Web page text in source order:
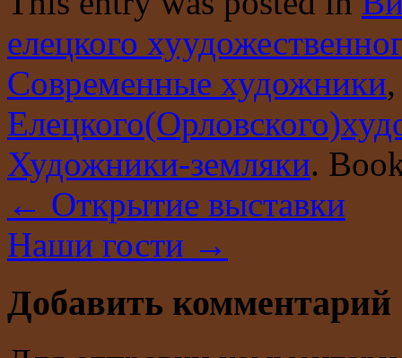
елецкого
Современные художники
Художники-земляки.
← Открытие выставки
Наши гости →
Добавить комментарий